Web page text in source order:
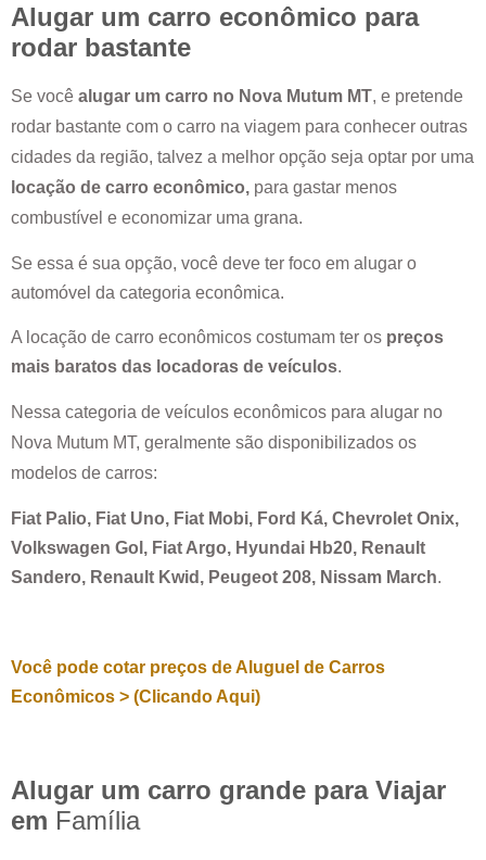
Alugar um carro econômico para
rodar bastante
Se você alugar um carro no Nova Mutum MT, e pretende
rodar bastante com o carro na viagem para conhecer outras
cidades da região, talvez a melhor opção seja optar por uma
locação de carro econômico, para gastar menos
combustível e economizar uma grana.
Se essa é sua opção, você deve ter foco em alugar o
automóvel da categoria econômica.
A locação de carro econômicos costumam ter os preços
mais baratos das locadoras de veículos.
Nessa categoria de veículos econômicos para alugar no
Nova Mutum MT, geralmente são disponibilizados os
modelos de carros:
Fiat Palio, Fiat Uno, Fiat Mobi, Ford Ká, Chevrolet Onix,
Volkswagen Gol, Fiat Argo, Hyundai Hb20, Renault
Sandero, Renault Kwid, Peugeot 208, Nissam March.
Você pode cotar preços de Aluguel de Carros
Econômicos > (Clicando Aqui)
Alugar um carro grande para Viajar
em Família